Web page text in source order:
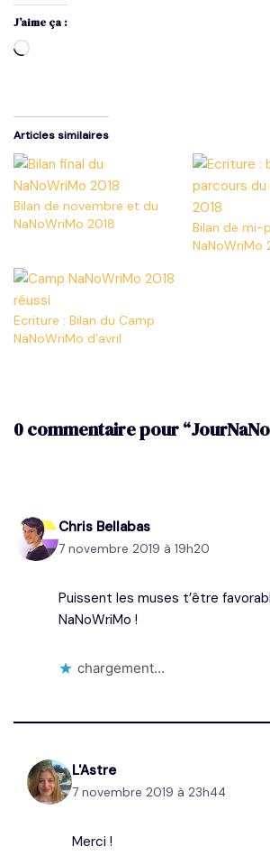
J’aime ça :
Articles similaires
Bilan de novembre et du
NaNoWriMo 2018
Bilan de mi-
NaNoWriMo
Ecriture : Bilan du Camp
NaNoWriMo d’avril
0 commentaire pour “JourNaNo
Chris Bellabas
7 novembre 2019 à 19h20
Puissent les muses t’être
NaNoWriMo !
chargement…
L'Astre
7 novembre 2019 à 23h44
Merci !